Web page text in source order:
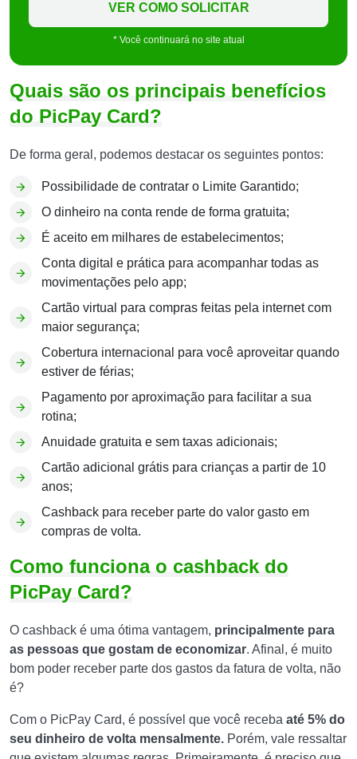
VER COMO SOLICITAR
* Você continuará no site atual
Quais são os principais benefícios
do PicPay Card?
De forma geral, podemos destacar os seguintes pontos:
Possibilidade de contratar o Limite Garantido;
O dinheiro na conta rende de forma gratuita;
É aceito em milhares de estabelecimentos;
Conta digital e prática para acompanhar todas as
movimentações pelo app;
Cartão virtual para compras feitas pela internet com
maior segurança;
Cobertura internacional para você aproveitar quando
estiver de férias;
Pagamento por aproximação para facilitar a sua
rotina;
Anuidade gratuita e sem taxas adicionais;
Cartão adicional grátis para crianças a partir de 10
anos;
Cashback para receber parte do valor gasto em
compras de volta.
Como funciona o cashback do
PicPay Card?
O cashback é uma ótima vantagem, principalmente para
as pessoas que gostam de economizar. Afinal, é muito
bom poder receber parte dos gastos da fatura de volta, não
é?
Com o PicPay Card, é possível que você receba até 5% do
seu dinheiro de volta mensalmente. Porém, vale ressaltar